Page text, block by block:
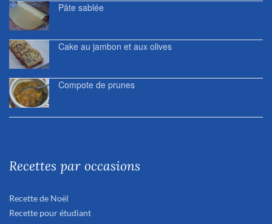
Pâte sablée
Cake au jambon et aux olives
Compote de prunes
Recettes par occasions
Recette de Noël
Recette pour étudiant